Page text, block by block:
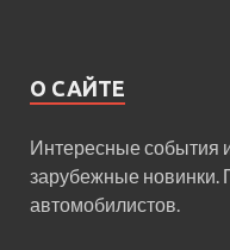
О САЙТЕ
Интересные события
зарубежные
автомобилистов.